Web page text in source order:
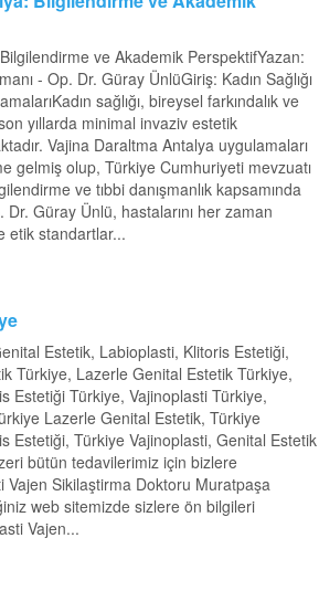
ve Akademik PerspektifYazan:
- Op. Dr. Güray ÜnlüGiriş: Kadın Sağlığı
sağlığı, bireysel farkındalık ve
yıllarda minimal invaziv estetik
Vajina Daraltma Antalya uygulamaları
gelmiş olup, Türkiye Cumhuriyeti mevzuatı
ve tıbbi danışmanlık kapsamında
Güray Ünlü, hastalarını her zaman
etik standartlar...
Estetik, Labioplasti, Klitoris Estetiği,
Türkiye, Lazerle Genital Estetik Türkiye,
Estetiği Türkiye, Vajinoplasti Türkiye,
Lazerle Genital Estetik, Türkiye
Estetiği, Türkiye Vajinoplasti, Genital Estetik
bütün tedavilerimiz için bizlere
Vajen Sikilaştirma Doktoru Muratpaşa
web sitemizde sizlere ön bilgileri
Vajen...